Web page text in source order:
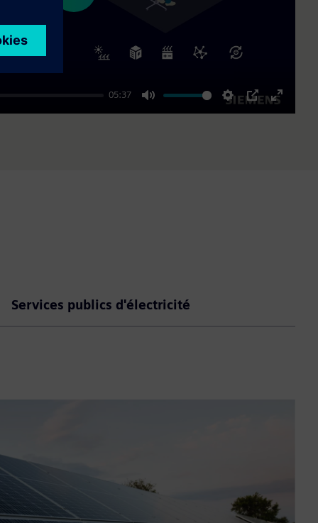
05:37
Mute Settings
PIP
Enter
Services publics d'électricité